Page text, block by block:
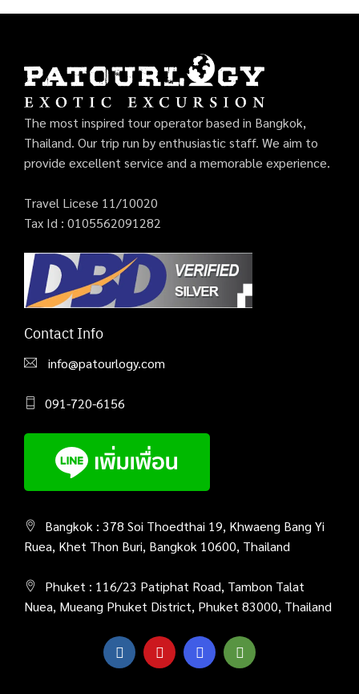
The most inspired tour operator based in Bangkok,
Thailand. Our trip run by enthusiastic staff. We aim to
provide excellent service and a memorable experience.
Travel Licese 11/10020
Tax Id : 0105562091282
Contact Info
info@patourlogy.com
091-720-6156
Bangkok : 378 Soi Thoedthai 19, Khwaeng Bang Yi
Ruea, Khet Thon Buri, Bangkok 10600, Thailand
Phuket : 116/23 Patiphat Road, Tambon Talat
Nuea, Mueang Phuket District, Phuket 83000, Thailand